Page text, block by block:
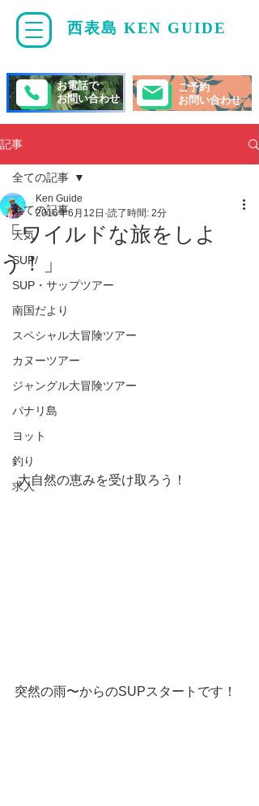
西表島 KEN GUIDE
ご予約
お問い合わせ
お電話で
お問い合わせ
記事
全ての記事
天気
SUP/
SUP・サップツアー
南国だより
スペシャル大冒険ツアー
カヌーツアー
ジャングル大冒険ツアー
パナリ島
ヨット
釣り
求人
全ての記事
「ワイルドな旅をしよ
う！」
Ken Guide
2016年6月12日 読了時間: 2分
大自然の恵みを受け取ろう！
突然の雨〜からのSUPスタートです！